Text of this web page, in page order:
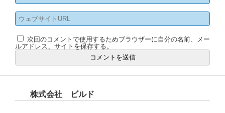
次回のコメントで使用するためブラウザーに自分の名前、メー
ルアドレス、サイトを保存する。
株式会社 ビルド